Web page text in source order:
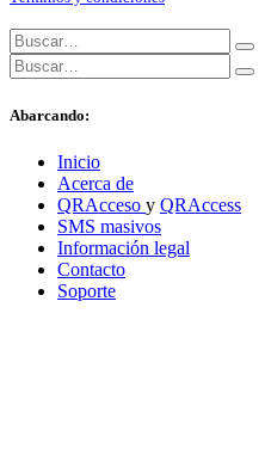
Abarcando:
Inicio
Acerca de
QRAcceso y QRAccess
SMS masivos
Información legal
Contacto
Soporte